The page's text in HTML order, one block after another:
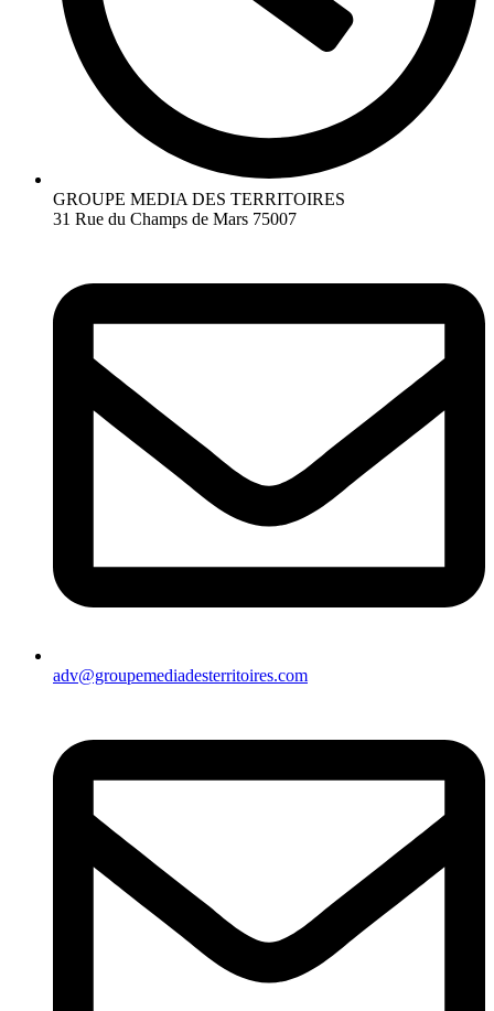
GROUPE MEDIA DES TERRITOIRES
31 Rue du Champs de Mars 75007
adv@groupemediadesterritoires.com